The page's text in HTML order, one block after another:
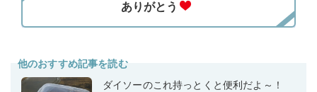
他のおすすめ記事を読む
ダイソーのこれ持っとくと便利だよ～！